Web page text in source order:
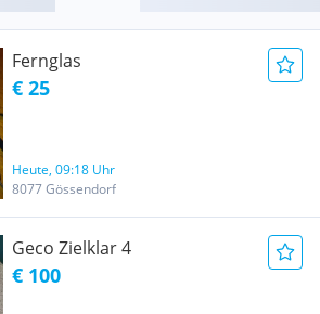
Fernglas
€ 25
Heute, 09:18 Uhr
8077 Gössendorf
Geco Zielklar 4
€ 100